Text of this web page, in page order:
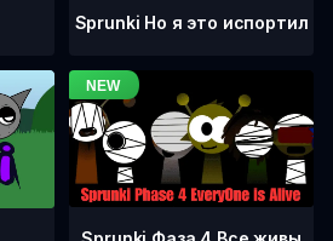
Sprunki Но я это испортил